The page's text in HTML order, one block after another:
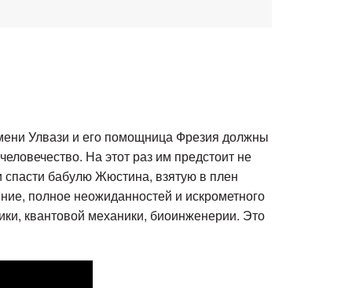
Улвази и его помощница Фрезия должны
На этот раз им предстоит не
спасти бабулю Жюстина, взятую в плен
полное неожиданностей и искрометного
квантовой механики, биоинженерии. Это